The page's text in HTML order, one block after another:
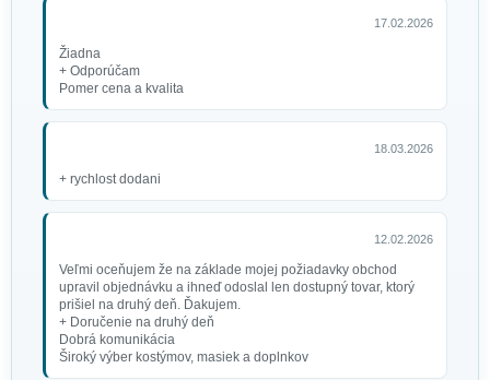
17.02.2026
Žiadna
+ Odporúčam
Pomer cena a kvalita
18.03.2026
+ rychlost dodani
12.02.2026
Veľmi oceňujem že na základe mojej požiadavky obchod
upravil objednávku a ihneď odoslal len dostupný tovar, ktorý
prišiel na druhý deň. Ďakujem.
+ Doručenie na druhý deň
Dobrá komunikácia
Široký výber kostýmov, masiek a doplnkov